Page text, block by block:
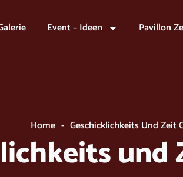
Event – Ideen Pavillon
Home - Geschicklichkeits Und Zeit
und